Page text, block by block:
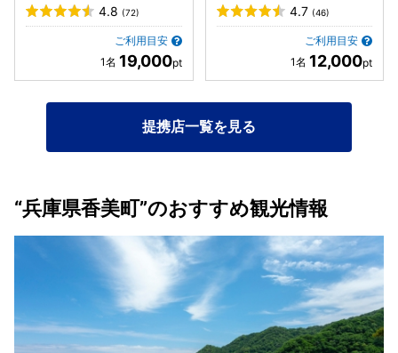
4.8 (72)
ご利用目安
19,000
4.7 (46)
ご利用目安
12,000
提携店一覧を見る
“兵庫県香美町”のおすすめ観光情報